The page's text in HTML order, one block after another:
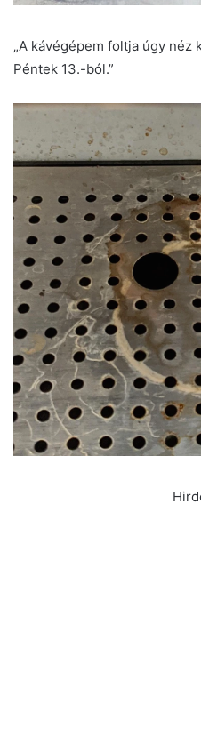
„A kávégépem foltja úgy néz
Péntek 13.-ból.”